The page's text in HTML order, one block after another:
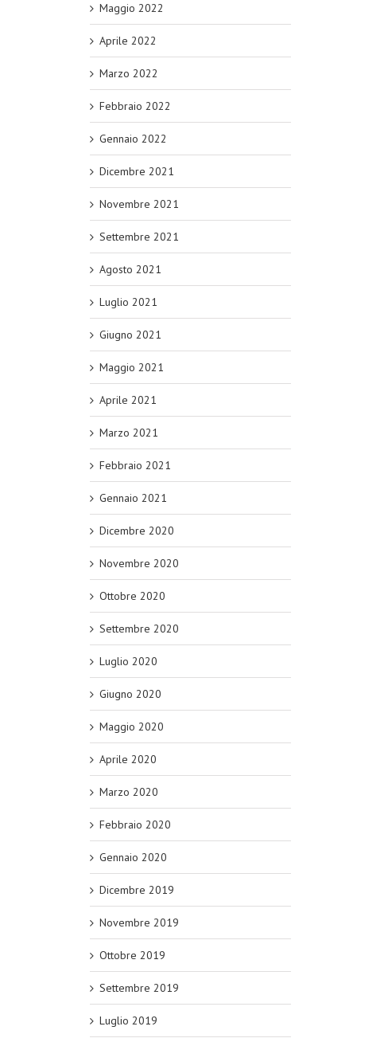
Maggio 2022
Aprile 2022
Marzo 2022
Febbraio 2022
Gennaio 2022
Dicembre 2021
Novembre 2021
Settembre 2021
Agosto 2021
Luglio 2021
Giugno 2021
Maggio 2021
Aprile 2021
Marzo 2021
Febbraio 2021
Gennaio 2021
Dicembre 2020
Novembre 2020
Ottobre 2020
Settembre 2020
Luglio 2020
Giugno 2020
Maggio 2020
Aprile 2020
Marzo 2020
Febbraio 2020
Gennaio 2020
Dicembre 2019
Novembre 2019
Ottobre 2019
Settembre 2019
Luglio 2019